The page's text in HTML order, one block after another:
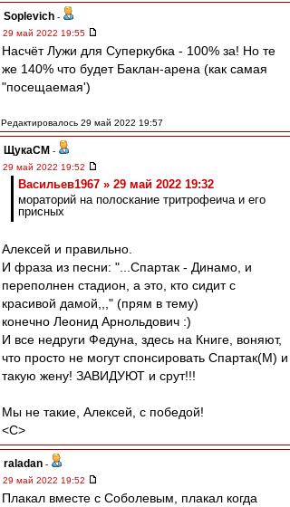
Soplevich -
29 май 2022 19:55
Насчёт Лужи для Суперкубка - 100% за! Но те
же 140% что будет Баклан-арена (как самая
"посещаемая')
Редактировалось 29 май 2022 19:57
ЩукаСМ -
29 май 2022 19:52
Васильев1967 » 29 май 2022 19:32
мораторий на полоскание тритрофеича и его
присных
Алексей и правильно.
И фраза из песни: "...Спартак - Динамо, и
переполнен стадион, а это, кто сидит с
красивой дамой,,," (прям в тему)
конечно Леонид Арнольдович :)
И все недруги Федуна, здесь на Книге, воняют,
что просто не могут спонсировать Спартак(М) и
такую жену! ЗАВИДУЮТ и срут!!!
Мы не такие, Алексей, с победой!
<C>
raladan -
29 май 2022 19:52
Плакал вместе с Соболевым, плакал когда